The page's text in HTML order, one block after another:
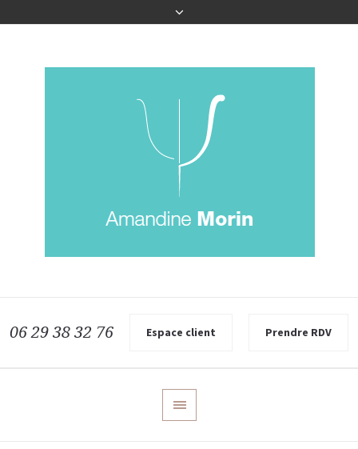
06 29 38 32 76 Espace client Prendre RDV